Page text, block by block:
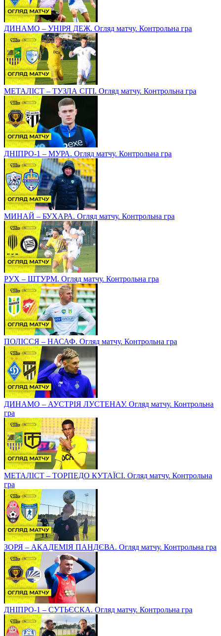
ДИНАМО – УНІРЯ ДЕЖ. Огляд матчу. Контрольна гра
МЕТАЛІСТ – ТУЗЛА СІТІ. Огляд матчу. Контрольна гра
ДНІПРО-1 – МУРА. Огляд матчу. Контрольна гра
МИНАЙ – БУХАРА. Огляд матчу. Контрольна гра
РУХ – ШТУРМ. Огляд матчу. Контрольна гра
ПОЛІССЯ – НАСАФ. Огляд матчу. Контрольна гра
ДИНАМО – АУСТРІЯ ЛУСТЕНАУ. Огляд матчу. Контрольна
гра
МЕТАЛІСТ – ТОРПЕДО КУТАЇСІ. Огляд матчу. Контрольна
гра
ЗОРЯ – АКАДЕМІЯ ПАНДЄВА. Огляд матчу. Контрольна гра
ДНІПРО-1 – СУТЬЄСКА. Огляд матчу. Контрольна гра